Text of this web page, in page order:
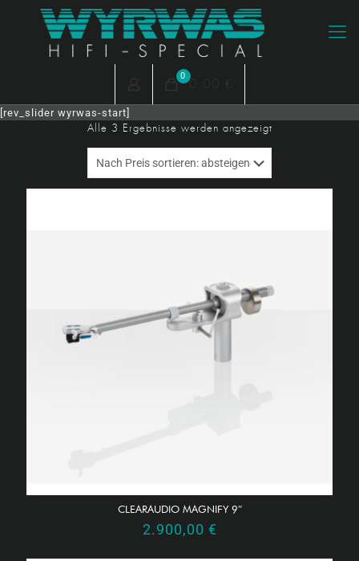
0 0,00 €
[rev_slider wyrwas-start]
Alle 3 Ergebnisse werden angezeigtNach
CLEARAUDIO MAGNIFY 9″
2.900,00 €